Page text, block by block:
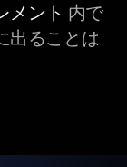
メント 内で
出ることは